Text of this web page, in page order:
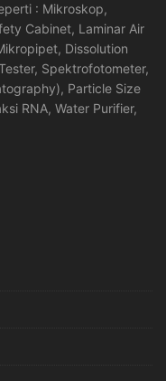
: Mikroskop,
Cabinet, Laminar Air
Dissolution
Spektrofotometer,
Particle Size
RNA, Water Purifier,